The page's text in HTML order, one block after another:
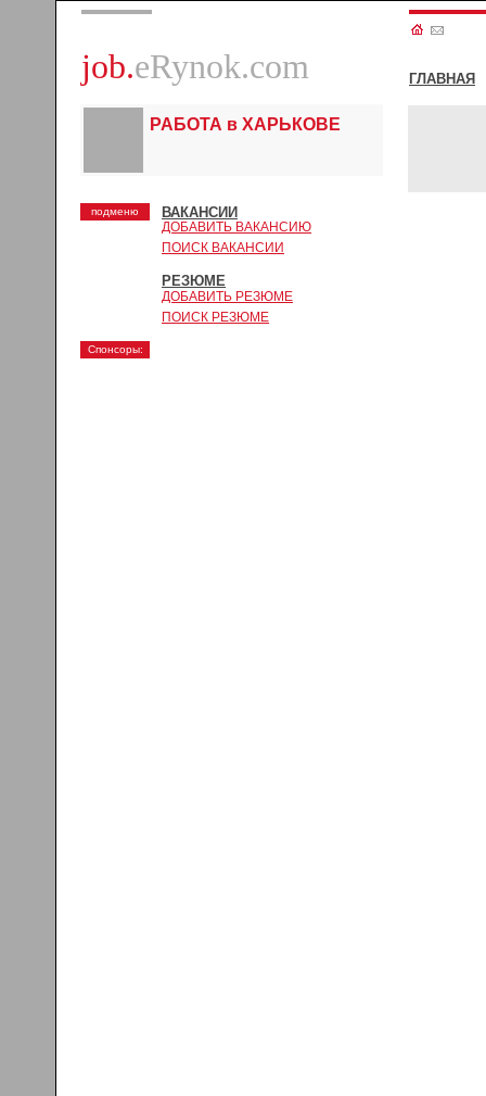
job.eRynok.com ГЛАВНАЯ
РАБОТА в ХАРЬКОВЕ
подменю ВАКАНСИИ
ДОБАВИТЬ ВАКАНСИЮ
ПОИСК ВАКАНСИИ
РЕЗЮМЕ
ДОБАВИТЬ РЕЗЮМЕ
ПОИСК РЕЗЮМЕ
Спонсоры: